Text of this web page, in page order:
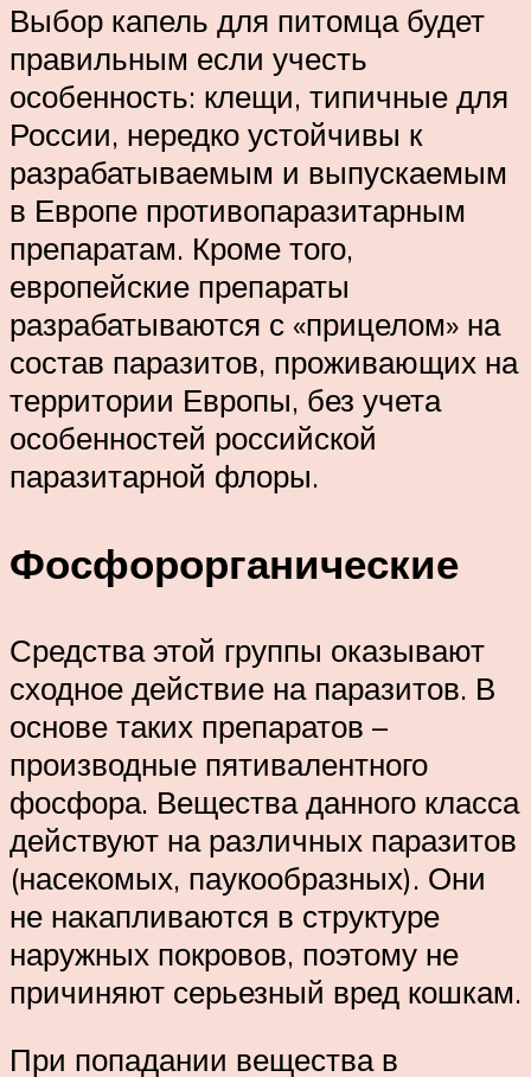
Выбор капель для питомца будет
правильным если учесть
особенность: клещи, типичные для
России, нередко устойчивы к
разрабатываемым и выпускаемым
в Европе противопаразитарным
препаратам. Кроме того,
европейские препараты
разрабатываются с «прицелом» на
состав паразитов, проживающих на
территории Европы, без учета
особенностей российской
паразитарной флоры.
Фосфорорганические
Средства этой группы оказывают
сходное действие на паразитов. В
основе таких препаратов –
производные пятивалентного
фосфора. Вещества данного класса
действуют на различных паразитов
(насекомых, паукообразных). Они
не накапливаются в структуре
наружных покровов, поэтому не
причиняют серьезный вред кошкам.
При попадании вещества в